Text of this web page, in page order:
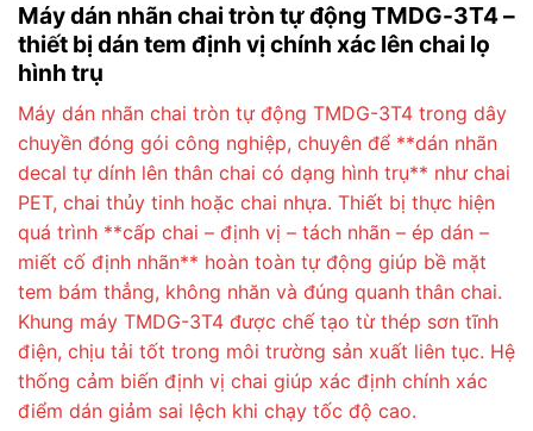
Máy dán nhãn chai tròn tự động TMDG-3T4 –
thiết bị dán tem định vị chính xác lên chai lọ
hình trụ
Máy dán nhãn chai tròn tự động TMDG-3T4 trong dây
chuyền đóng gói công nghiệp, chuyên để **dán nhãn
decal tự dính lên thân chai có dạng hình trụ** như chai
PET, chai thủy tinh hoặc chai nhựa. Thiết bị thực hiện
quá trình **cấp chai – định vị – tách nhãn – ép dán –
miết cố định nhãn** hoàn toàn tự động giúp bề mặt
tem bám thẳng, không nhăn và đúng quanh thân chai.
Khung máy TMDG-3T4 được chế tạo từ thép sơn tĩnh
điện, chịu tải tốt trong môi trường sản xuất liên tục. Hệ
thống cảm biến định vị chai giúp xác định chính xác
điểm dán giảm sai lệch khi chạy tốc độ cao.